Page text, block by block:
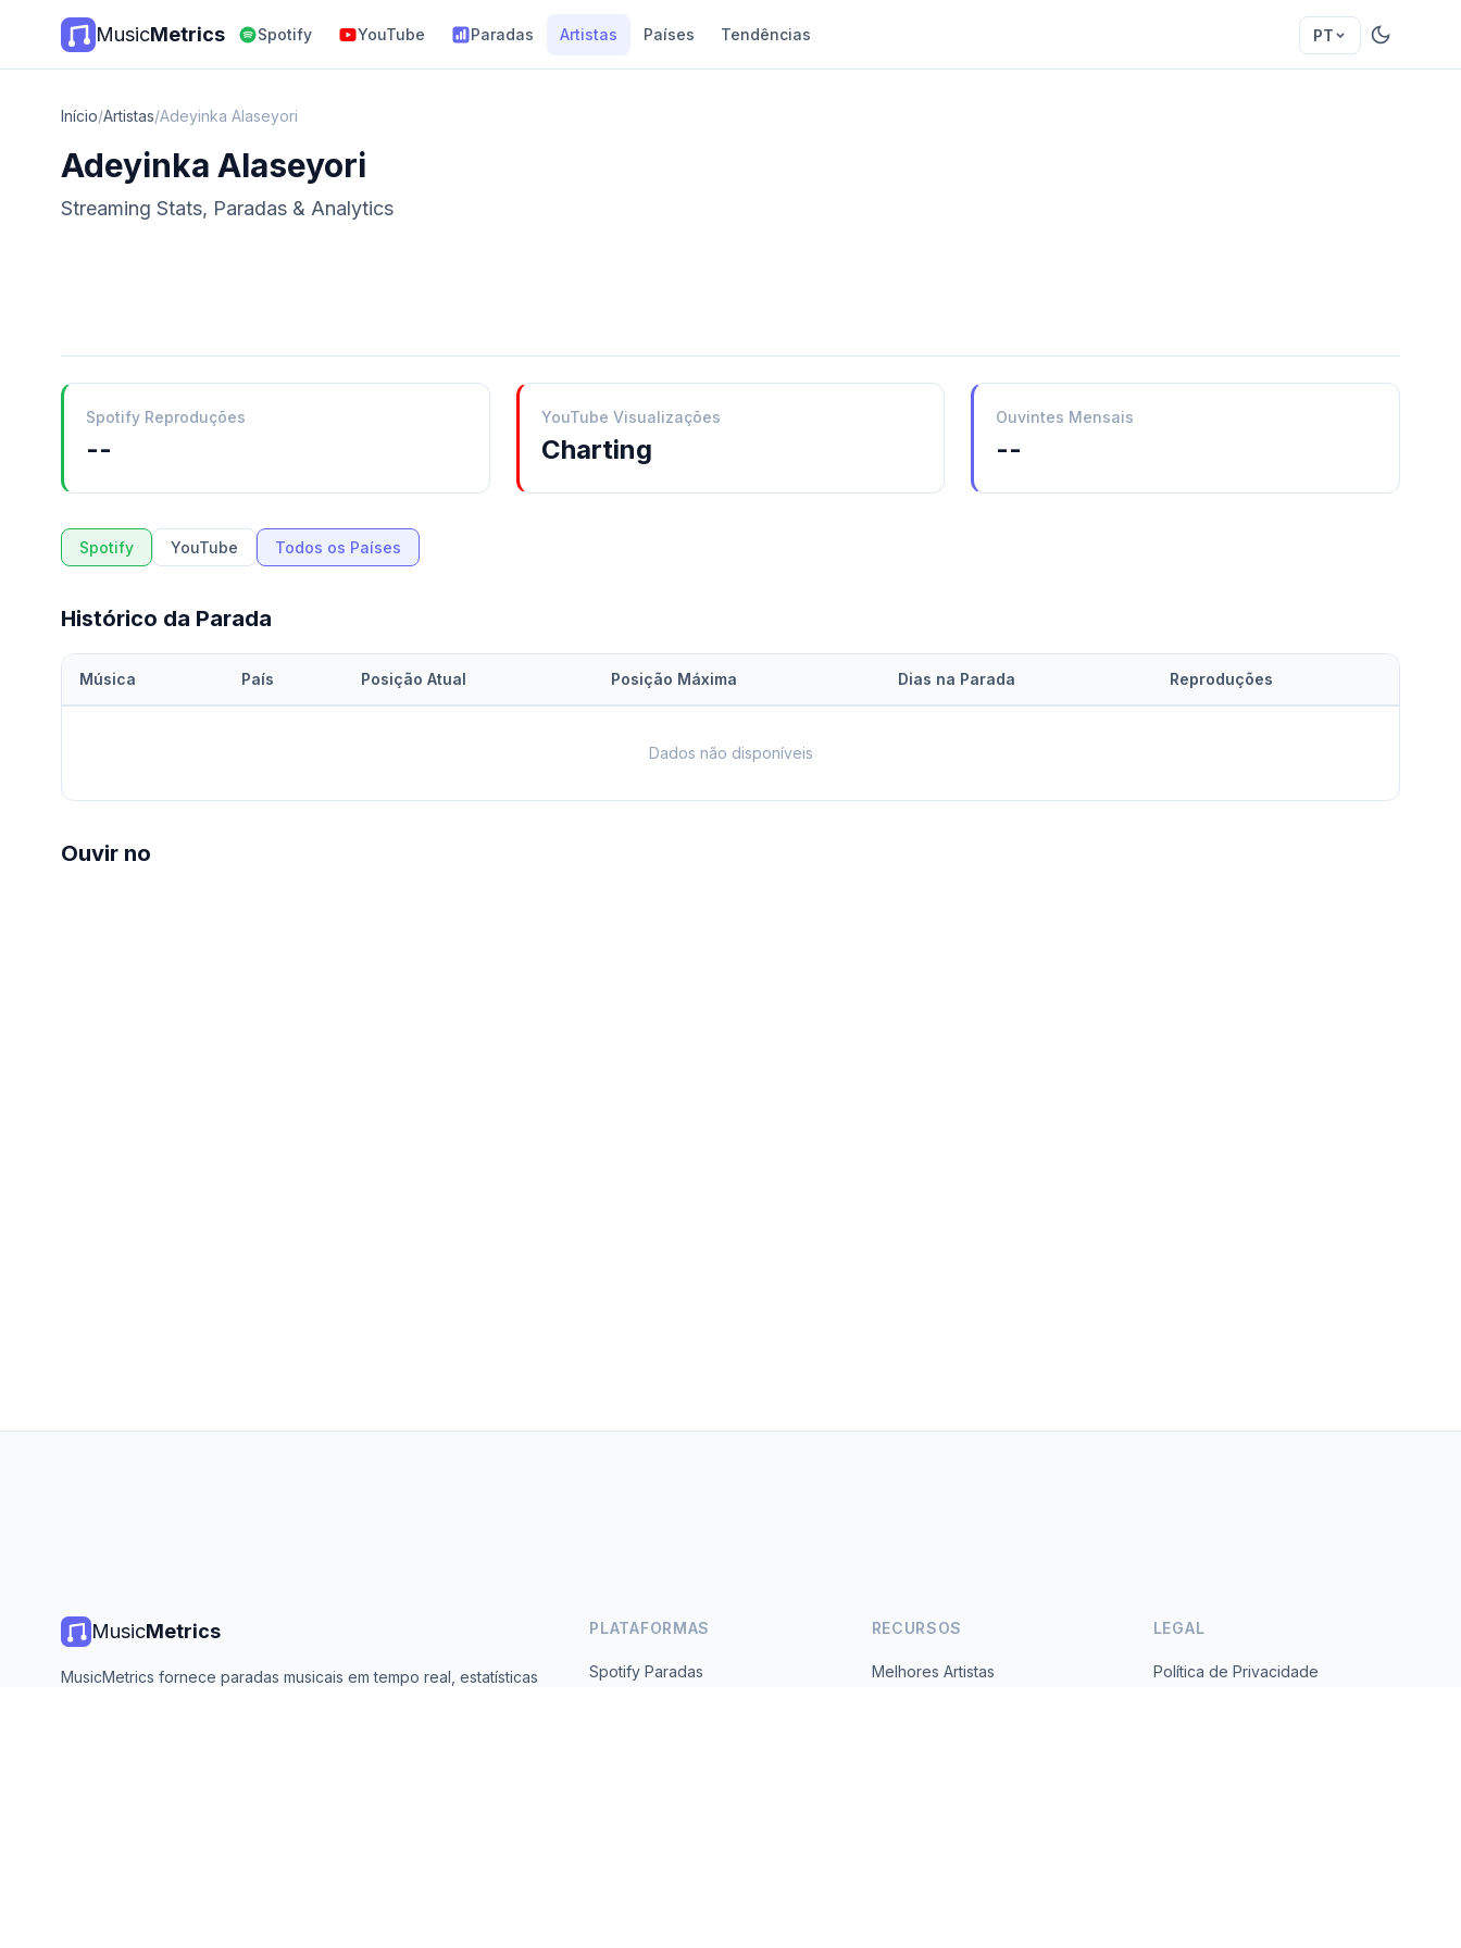
MusicMetrics Spotify YouTube Paradas Artistas Países Tendências PT
Início/Artistas/Adeyinka Alaseyori
Adeyinka Alaseyori
Streaming Stats, Paradas & Analytics
Spotify Reproduções
--
YouTube Visualizações
Charting
Ouvintes Mensais
--
Spotify YouTube Todos os Países
Histórico da Parada
Música País Posição Atual Posição Máxima Dias na Parada Reproduções
Dados não disponíveis
Ouvir no
MusicMetrics
MusicMetrics fornece paradas musicais em tempo real, estatísticas
PLATAFORMAS
Spotify Paradas
RECURSOS
Melhores Artistas
LEGAL
Política de Privacidade